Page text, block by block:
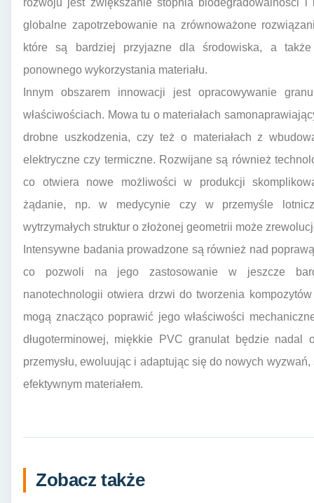
globalne zapotrzebowanie na zrównoważone
które są bardziej przyjazne dla środowiska, a
ponownego wykorzystania materiału.
Innym obszarem innowacji jest opracowywanie
właściwościach. Mowa tu o materiałach
drobne uszkodzenia, czy też o materiałach z
elektryczne czy termiczne. Rozwijane są również
co otwiera nowe możliwości w produkcji
żądanie, np. w medycynie czy w przemyśle
wytrzymałych struktur o złożonej geometrii może
Intensywne badania prowadzone są również nad
co pozwoli na jego zastosowanie w jeszcze
nanotechnologii otwiera drzwi do tworzenia
mogą znacząco poprawić jego właściwości
długoterminowej, miękkie PVC granulat będzie nadal
przemysłu, ewoluując i adaptując się do nowych
efektywnym materiałem.
Zobacz także